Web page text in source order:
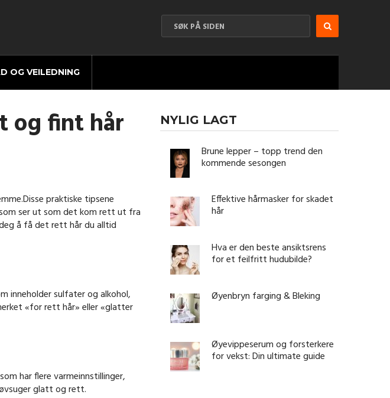
OG VEILEDNING
og fint hår
praktiske tipsene
ser ut som det kom rett ut fra
å få det rett hår du alltid
inneholder sulfater og alkohol,
«for rett hår» eller «glatter
har flere varmeinnstillinger,
glatt og rett.
NYLIG LAGT
Brune lepper – topp trend den
kommende sesongen
Effektive hårmasker for skadet
hår
Hva er den beste ansiktsrens
for et feilfritt hudubilde?
Øyenbryn farging & Bleking
Øyevippeserum og forsterkere
for vekst: Din ultimate guide